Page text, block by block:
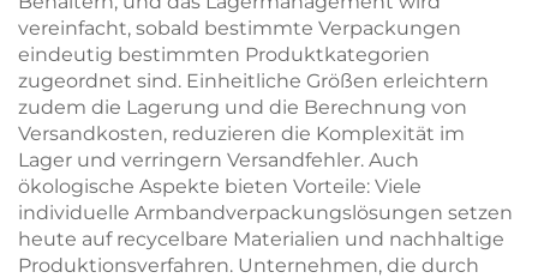
vereinfacht, sobald bestimmte Verpackungen
eindeutig bestimmten Produktkategorien
zugeordnet sind. Einheitliche Größen erleichtern
zudem die Lagerung und die Berechnung von
Versandkosten, reduzieren die Komplexität im
Lager und verringern Versandfehler. Auch
ökologische Aspekte bieten Vorteile: Viele
individuelle Armbandverpackungslösungen setzen
heute auf recycelbare Materialien und nachhaltige
Produktionsverfahren. Unternehmen, die durch